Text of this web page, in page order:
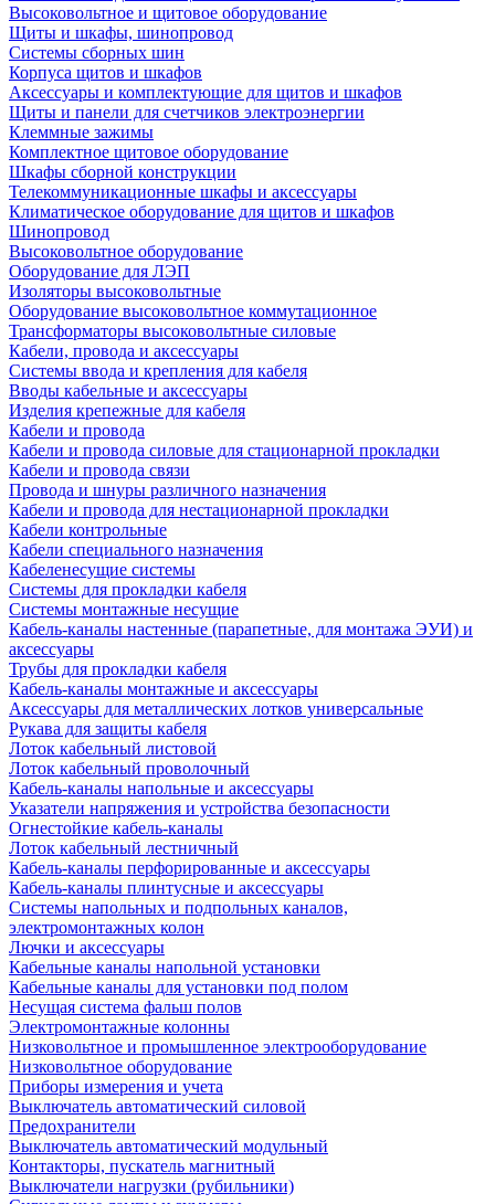
Высоковольтное и щитовое оборудование
Щиты и шкафы, шинопровод
Системы сборных шин
Корпуса щитов и шкафов
Аксессуары и комплектующие для щитов и шкафов
Щиты и панели для счетчиков электроэнергии
Клеммные зажимы
Комплектное щитовое оборудование
Шкафы сборной конструкции
Телекоммуникационные шкафы и аксессуары
Климатическое оборудование для щитов и шкафов
Шинопровод
Высоковольтное оборудование
Оборудование для ЛЭП
Изоляторы высоковольтные
Оборудование высоковольтное коммутационное
Трансформаторы высоковольтные силовые
Кабели, провода и аксессуары
Системы ввода и крепления для кабеля
Вводы кабельные и аксессуары
Изделия крепежные для кабеля
Кабели и провода
Кабели и провода силовые для стационарной прокладки
Кабели и провода связи
Провода и шнуры различного назначения
Кабели и провода для нестационарной прокладки
Кабели контрольные
Кабели специального назначения
Кабеленесущие системы
Системы для прокладки кабеля
Системы монтажные несущие
Кабель-каналы настенные (парапетные, для монтажа ЭУИ) и
аксессуары
Трубы для прокладки кабеля
Кабель-каналы монтажные и аксессуары
Аксессуары для металлических лотков универсальные
Рукава для защиты кабеля
Лоток кабельный листовой
Лоток кабельный проволочный
Кабель-каналы напольные и аксессуары
Указатели напряжения и устройства безопасности
Огнестойкие кабель-каналы
Лоток кабельный лестничный
Кабель-каналы перфорированные и аксессуары
Кабель-каналы плинтусные и аксессуары
Системы напольных и подпольных каналов,
электромонтажных колон
Лючки и аксессуары
Кабельные каналы напольной установки
Кабельные каналы для установки под полом
Несущая система фальш полов
Электромонтажные колонны
Низковольтное и промышленное электрооборудование
Низковольтное оборудование
Приборы измерения и учета
Выключатель автоматический силовой
Предохранители
Выключатель автоматический модульный
Контакторы, пускатель магнитный
Выключатели нагрузки (рубильники)